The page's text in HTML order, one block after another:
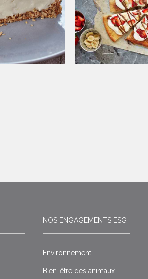
NOS ENGAGEMENTS ESG
Environnement
Bien-être des animaux